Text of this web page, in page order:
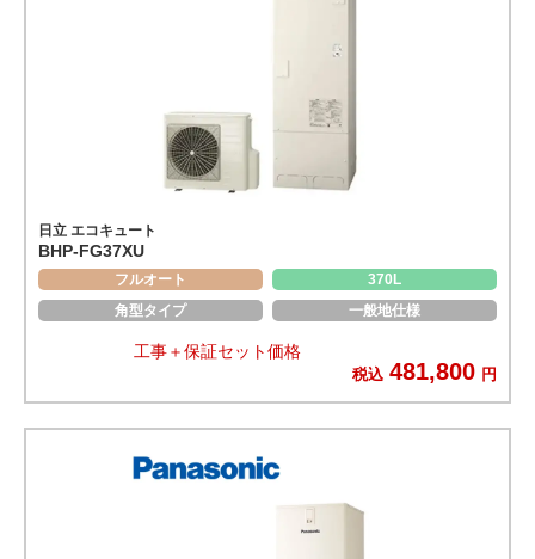
日立 エコキュート
BHP-FG37XU
フルオート
370L
角型タイプ
一般地仕様
工事＋保証セット価格
税込 481,800 円